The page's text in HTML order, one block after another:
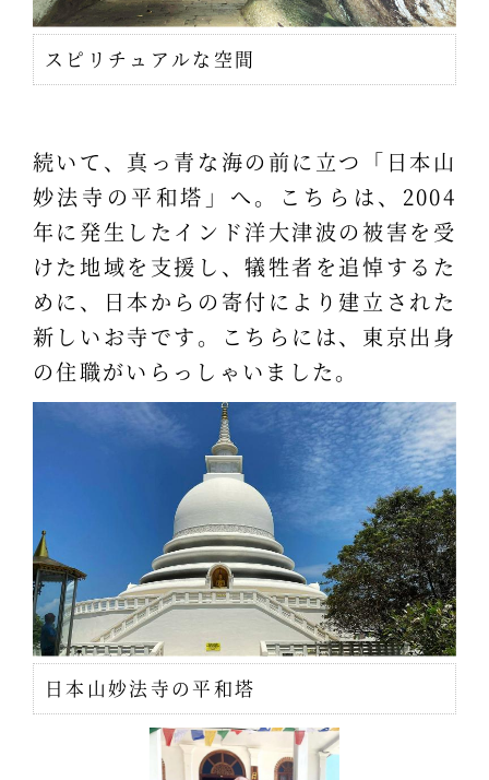
スピリチュアルな空間
続いて、真っ青な海の前に立つ「日本山
妙法寺の平和塔」へ。こちらは、2004
年に発生したインド洋大津波の被害を受
けた地域を支援し、犠牲者を追悼するた
めに、日本からの寄付により建立された
新しいお寺です。こちらには、東京出身
の住職がいらっしゃいました。
日本山妙法寺の平和塔